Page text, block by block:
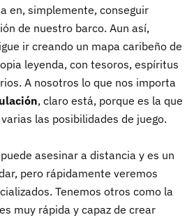
en, simplemente, conseguir
de nuestro barco. Aun así,
ir creando un mapa caribeño de
leyenda, con tesoros, espíritus
A nosotros lo que nos importa
, claro está, porque es la que
las posibilidades de juego.
asesinar a distancia y es un
pero rápidamente veremos
Tenemos otros como la
muy rápida y capaz de crear